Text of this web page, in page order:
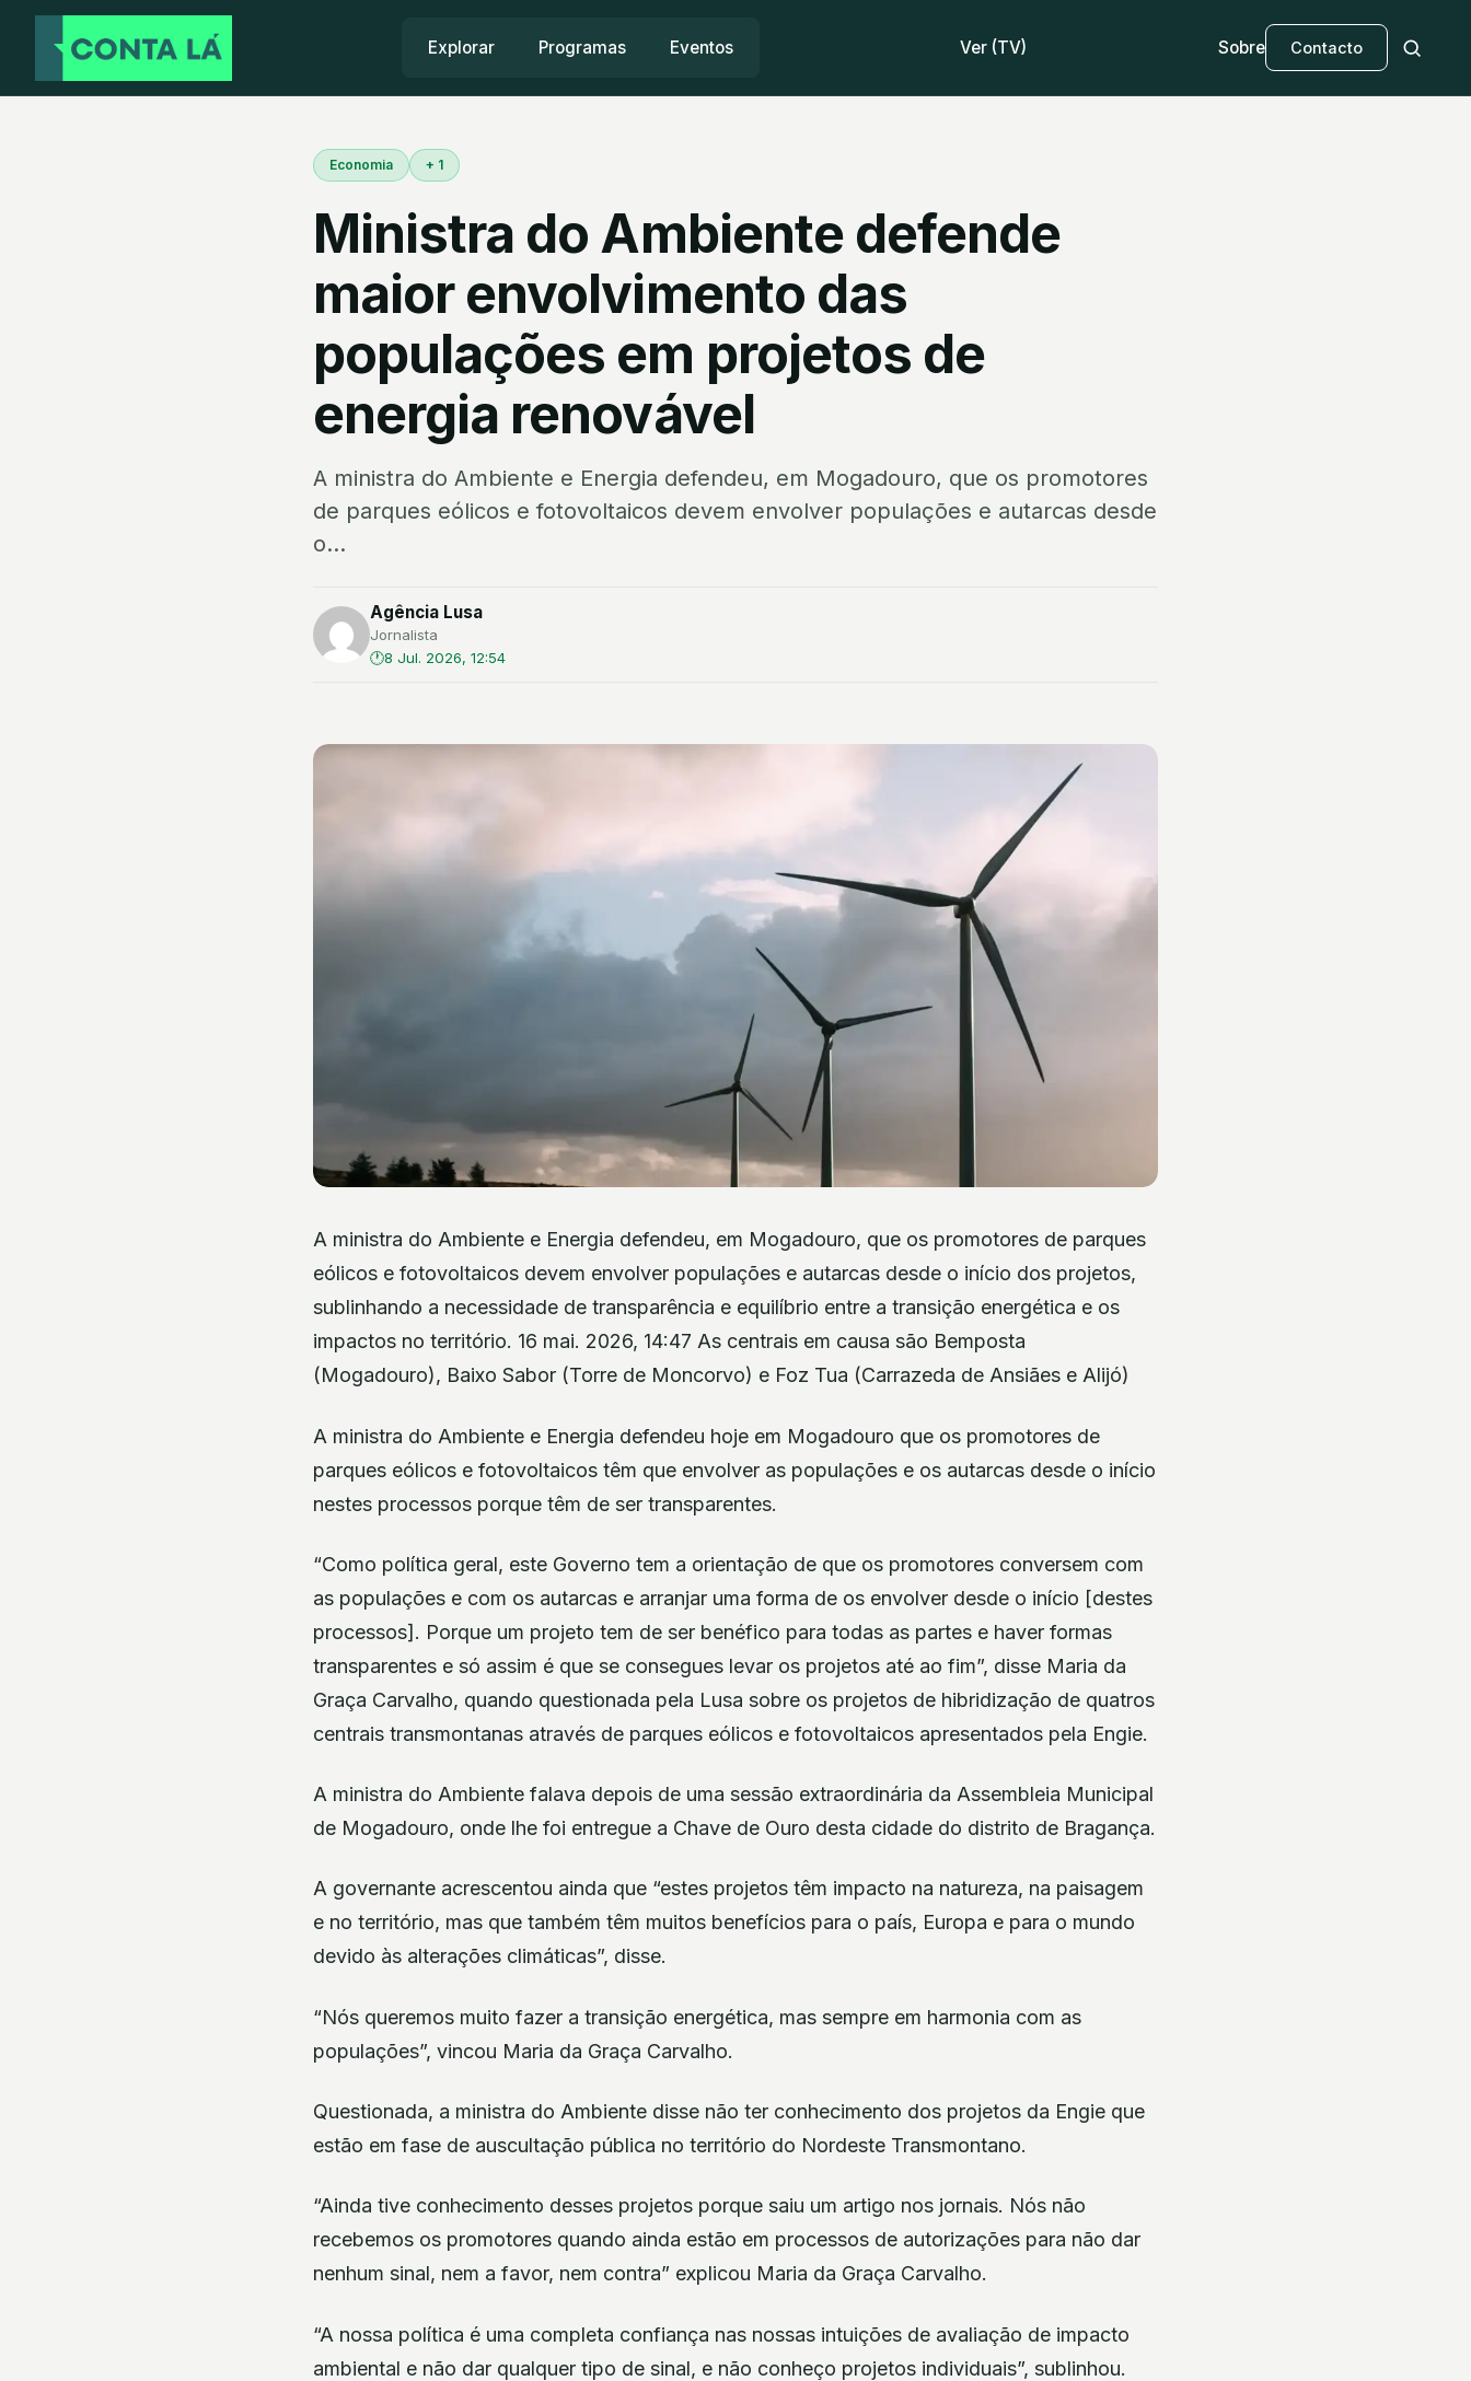
Explorar Programas Eventos Ver (TV) Sobre Contacto
Economia + 1
Ministra do Ambiente defende
maior envolvimento das
populações em projetos de
energia renovável
A ministra do Ambiente e Energia defendeu, em Mogadouro, que os promotores
de parques eólicos e fotovoltaicos devem envolver populações e autarcas desde
o...
Agência Lusa
Jornalista
8 Jul. 2026, 12:54
A ministra do Ambiente e Energia defendeu, em Mogadouro, que os promotores de parques
eólicos e fotovoltaicos devem envolver populações e autarcas desde o início dos projetos,
sublinhando a necessidade de transparência e equilíbrio entre a transição energética e os
impactos no território. 16 mai. 2026, 14:47 As centrais em causa são Bemposta
(Mogadouro), Baixo Sabor (Torre de Moncorvo) e Foz Tua (Carrazeda de Ansiães e Alijó)
A ministra do Ambiente e Energia defendeu hoje em Mogadouro que os promotores de
parques eólicos e fotovoltaicos têm que envolver as populações e os autarcas desde o início
nestes processos porque têm de ser transparentes.
“Como política geral, este Governo tem a orientação de que os promotores conversem com
as populações e com os autarcas e arranjar uma forma de os envolver desde o início [destes
processos]. Porque um projeto tem de ser benéfico para todas as partes e haver formas
transparentes e só assim é que se consegues levar os projetos até ao fim”, disse Maria da
Graça Carvalho, quando questionada pela Lusa sobre os projetos de hibridização de quatros
centrais transmontanas através de parques eólicos e fotovoltaicos apresentados pela Engie.
A ministra do Ambiente falava depois de uma sessão extraordinária da Assembleia Municipal
de Mogadouro, onde lhe foi entregue a Chave de Ouro desta cidade do distrito de Bragança.
A governante acrescentou ainda que “estes projetos têm impacto na natureza, na paisagem
e no território, mas que também têm muitos benefícios para o país, Europa e para o mundo
devido às alterações climáticas”, disse.
“Nós queremos muito fazer a transição energética, mas sempre em harmonia com as
populações”, vincou Maria da Graça Carvalho.
Questionada, a ministra do Ambiente disse não ter conhecimento dos projetos da Engie que
estão em fase de auscultação pública no território do Nordeste Transmontano.
“Ainda tive conhecimento desses projetos porque saiu um artigo nos jornais. Nós não
recebemos os promotores quando ainda estão em processos de autorizações para não dar
nenhum sinal, nem a favor, nem contra” explicou Maria da Graça Carvalho.
“A nossa política é uma completa confiança nas nossas intuições de avaliação de impacto
ambiental e não dar qualquer tipo de sinal, e não conheço projetos individuais”, sublinhou.